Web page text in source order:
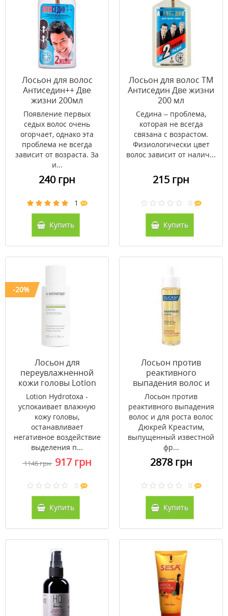
Лосьон для волос
Антиседин++ Две
жизни 200мл
Появление первых
седых волос очень
огорчает, однако эта
проблема не всегда
зависит от возраста. За
и...
240 грн
1
Купить
Лосьон для волос ТМ
Антиседин Две жизни
200 мл
Седина – проблема,
которая не всегда
связана с возрастом.
Физиологически цвет
волос зависит от налич...
215 грн
0
Купить
-20%
Лосьон для
переувлажненной
кожи головы Lotion
Hydrotoxa 100 мл
Lotion Hydrotoxa -
успокаивает влажную
кожу головы,
останавливает
негативное воздействие
выделения п...
1146 грн 917 грн
0
Купить
Лосьон против
реактивного
выпадения волос и
для роста волос
Дюкрей Креастим
Ducray Creastim Anti-
Hair Loss Lotion 60 мл
Лосьон против
реактивного выпадения
волос и для роста волос
Дюкрей Креастим,
выпущенный известной
фр...
2878 грн
0
Купить